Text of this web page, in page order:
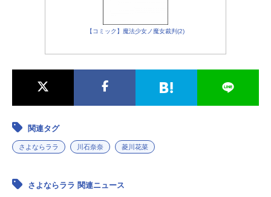
【コミック】魔法少女ノ魔女裁判(2)
関連タグ
さよならララ 川石奈奈 菱川花菜
さよならララ 関連ニュース